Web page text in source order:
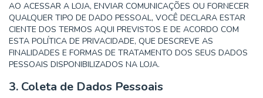
AO ACESSAR A LOJA, ENVIAR COMUNICAÇÕES OU FORNECER
QUALQUER TIPO DE DADO PESSOAL, VOCÊ DECLARA ESTAR
CIENTE DOS TERMOS AQUI PREVISTOS E DE ACORDO COM
ESTA POLÍTICA DE PRIVACIDADE, QUE DESCREVE AS
FINALIDADES E FORMAS DE TRATAMENTO DOS SEUS DADOS
PESSOAIS DISPONIBILIZADOS NA LOJA.
3. Coleta de Dados Pessoais